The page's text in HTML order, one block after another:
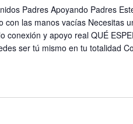
Padres Apoyando Padres
con las manos vacías Necesitas
conexión y apoyo real QUÉ
ser tú mismo en tu totalidad